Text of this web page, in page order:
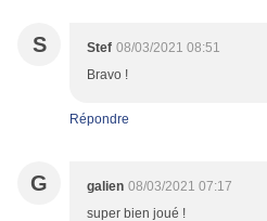
S Stef 08/03/2021 08:51
Bravo !
Répondre
G galien 08/03/2021 07:17
super bien joué !